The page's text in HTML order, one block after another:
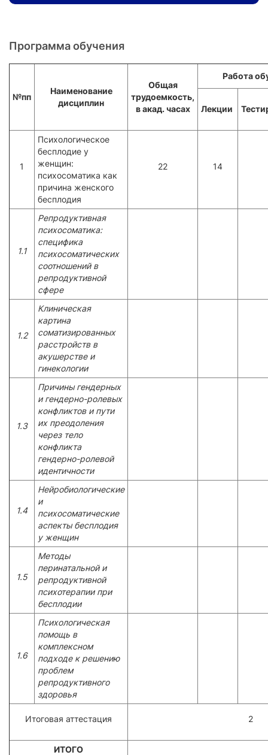
Программа обучения
№пп
Наименование
дисциплин
Общая
трудоемкость,
в акад. часах
Работа
Лекции
1
Психологическое
бесплодие у
женщин:
психосоматика как
причина женского
бесплодия
22 14
1.1
Репродуктивная
психоcоматика:
специфика
психосоматических
соотношений в
репродуктивной
сфере
1.2
Клиническая
картина
соматизированных
расстройств в
акушерстве и
гинекологии
1.3
Причины гендерных
и гендерно-ролевых
конфликтов и пути
их преодоления
через тело
конфликта
гендерно-ролевой
идентичности
1.4
Нейробиологические
и
психосоматические
аспекты бесплодия
у женщин
1.5
Методы
перинатальной и
репродуктивной
психотерапии при
бесплодии
1.6
Психологическая
помощь в
комплексном
подходе к решению
проблем
репродуктивного
здоровья
Итоговая аттестация 2
ИТОГО